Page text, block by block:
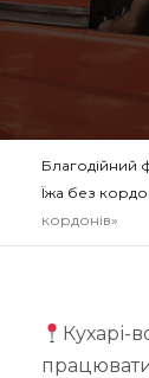
Благодійний
Їжа без
кордонів»
Кухарі-